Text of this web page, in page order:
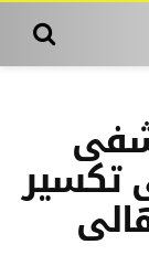
تكسير